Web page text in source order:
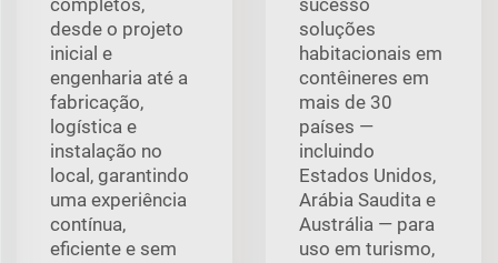
desde o projeto
inicial e
engenharia até a
fabricação,
logística e
instalação no
local, garantindo
uma experiência
contínua,
eficiente e sem
soluções
habitacionais em
contêineres em
mais de 30
países —
incluindo
Estados Unidos,
Arábia Saudita e
Austrália — para
uso em turismo,